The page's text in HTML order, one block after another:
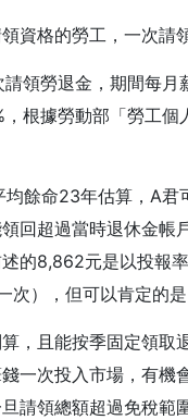
資格的勞工，一次請
領勞退金，期間每
根據勞動部「勞工
餘命23年估算，A
回超過當時退休金帳
的8,862元是以投報
），但可以肯定的
，且能按季固定領
一次投入市場，有機
請領總額超過免稅範